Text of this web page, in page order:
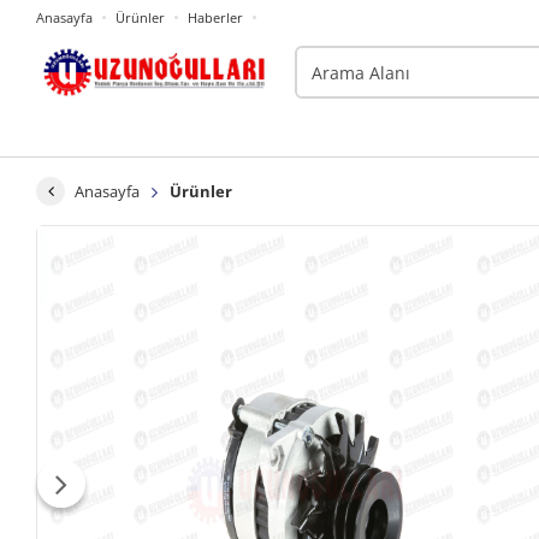
Anasayfa Ürünler Haberler
Anasayfa Ürünler